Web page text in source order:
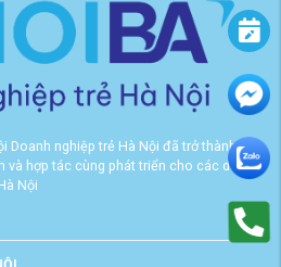
Doanh nghiệp trẻ Hà Nội đã trở thành cầu
và hợp tác cùng phát triển cho các doanh
Nội